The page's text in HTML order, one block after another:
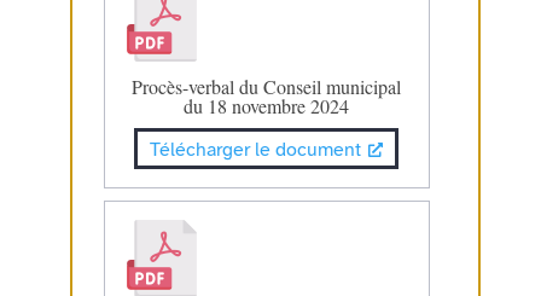
Procès-verbal du Conseil municipal
du 18 novembre 2024
Télécharger le document